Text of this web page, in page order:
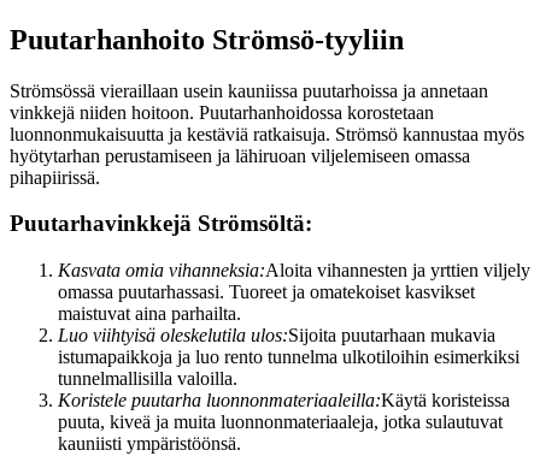
Puutarhanhoito Strömsö-tyyliin
Strömsössä vieraillaan usein kauniissa puutarhoissa ja annetaan
vinkkejä niiden hoitoon. Puutarhanhoidossa korostetaan
luonnonmukaisuutta ja kestäviä ratkaisuja. Strömsö kannustaa myös
hyötytarhan perustamiseen ja lähiruoan viljelemiseen omassa
pihapiirissä.
Puutarhavinkkejä Strömsöltä:
Kasvata omia vihanneksia:Aloita vihannesten ja yrttien viljely
omassa puutarhassasi. Tuoreet ja omatekoiset kasvikset
maistuvat aina parhailta.
Luo viihtyisä oleskelutila ulos:Sijoita puutarhaan mukavia
istumapaikkoja ja luo rento tunnelma ulkotiloihin esimerkiksi
tunnelmallisilla valoilla.
Koristele puutarha luonnonmateriaaleilla:Käytä koristeissa
puuta, kiveä ja muita luonnonmateriaaleja, jotka sulautuvat
kauniisti ympäristöönsä.